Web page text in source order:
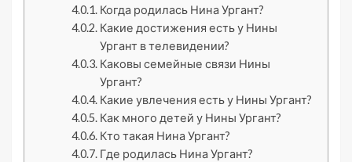
Когда родилась Нина Ургант?
Какие достижения есть у Нины
Ургант в телевидении?
Каковы семейные связи Нины
Ургант?
Какие увлечения есть у Нины Ургант?
Как много детей у Нины Ургант?
Кто такая Нина Ургант?
Где родилась Нина Ургант?